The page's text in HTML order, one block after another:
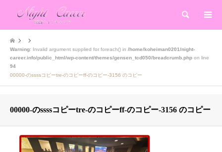
検索
Warning: Invalid argument supplied for foreach() in /home/koheiman0201/night-
career.info/public_html/wp-content/themes/gensen_tcd050/breadcrumb.php on line
94
00000-のssssコピーtre-のコピーff-のコピー-3156 のコピー
00000-のssssコピーtre-のコピーff-のコピー-3156 のコピー